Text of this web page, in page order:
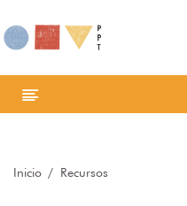
Inicio Recursos